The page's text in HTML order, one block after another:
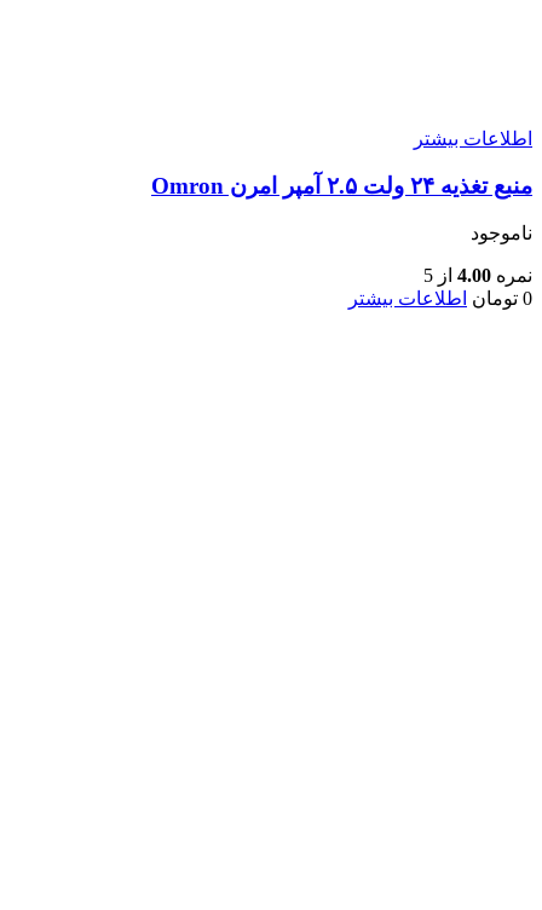
اطلاعات بیشتر
منبع تغذیه ۲۴ ولت ۲.۵ آمپر امرن Omron
ناموجود
نمره 4.00 از 5
0 تومان اطلاعات بیشتر